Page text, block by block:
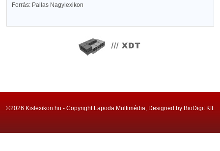
Forrás: Pallas Nagylexikon
©2026 Kislexikon.hu - Copyright Lapoda Multimédia, Designed by BioDigit Kft.